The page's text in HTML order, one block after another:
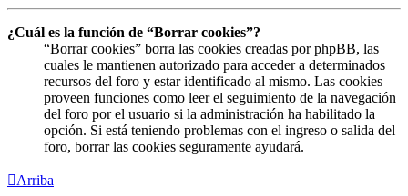
¿Cuál es la función de “Borrar cookies”?
“Borrar cookies” borra las cookies creadas por phpBB, las
cuales le mantienen autorizado para acceder a determinados
recursos del foro y estar identificado al mismo. Las cookies
proveen funciones como leer el seguimiento de la navegación
del foro por el usuario si la administración ha habilitado la
opción. Si está teniendo problemas con el ingreso o salida del
foro, borrar las cookies seguramente ayudará.
Arriba